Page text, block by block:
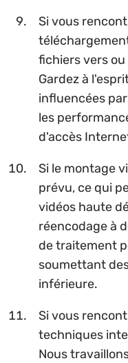
Si vous
fichiers vers
Gardez à
influencées
les
d'accès
Si le montage
prévu, ce qui
vidéos haute
réencodage à
de traitement
soumettant
inférieure.
Si vous
techniques
Nous